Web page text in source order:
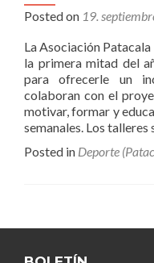
Posted on 19.
La Asociación
la primera mitad del
para ofrecerle un
colaboran con el
motivar, formar y
semanales. Los
Posted in Deporte
Posts
navigation